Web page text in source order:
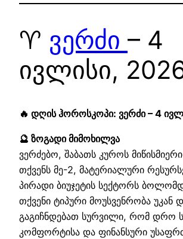
♈ ვერძი – 4
ივლისი,
🔥 დღის ჰოროსკოპი: ვერძი – 4
🔮 ზოგადი მიმოხილვა
ვერძებო, შაბათს კუროს
თქვენს მე-2, მატერიალური
პირადი ბიუჯეტის სექტორს
თქვენი ტიპური მოუსვენრობა უკან
გაგიჩნდებათ სურვილი, რომ დრო
კომფორტისა და ფინანსური